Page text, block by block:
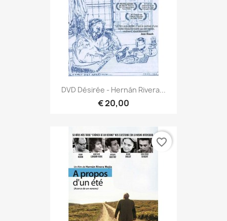
DVD Désirée - Hernán Rivera...
€ 20,00
favorite_border